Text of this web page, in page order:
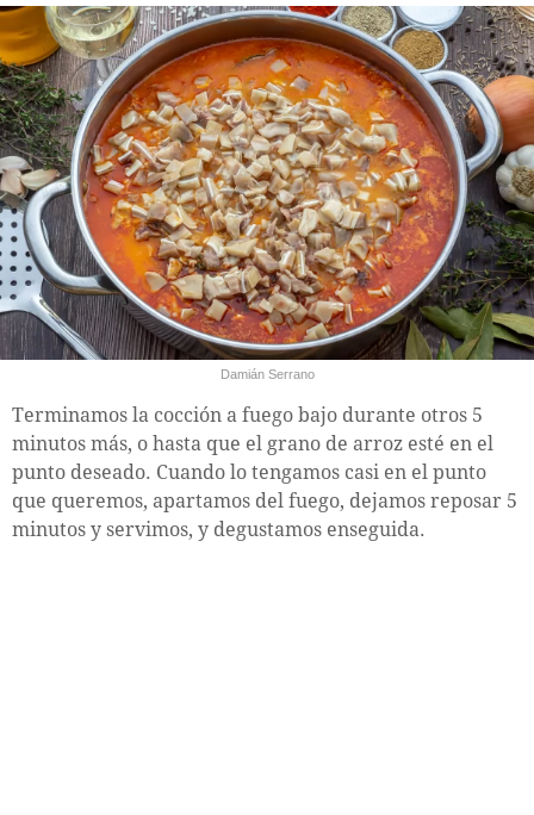
Damián Serrano
Terminamos la cocción a fuego bajo durante otros 5
minutos más, o hasta que el grano de arroz esté en el
punto deseado. Cuando lo tengamos casi en el punto
que queremos, apartamos del fuego, dejamos reposar 5
minutos y servimos, y degustamos enseguida.